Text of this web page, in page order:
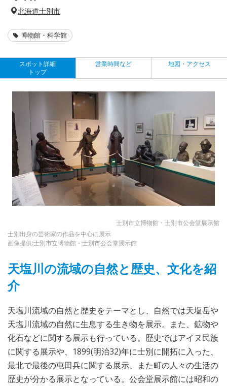
北海道士別市
博物館・科学館
スポット詳細
トップ
営業時間など 地図・アクセス
士別市立博物館・士別市公会堂展示館
士別出身の芸術家の作品を中心に展示
画像提供:士別市立博物館・士別市公会堂展示館
天塩川の流域の自然と歴史、文化を紹
介
天塩川流域の自然と歴史をテーマとし、自然では天塩岳や
天塩川流域の自然に生息する生き物を展示。また、鉱物や
化石などに関する展示も行っている。歴史ではアイヌ民族
に関する展示や、1899(明治32)年に士別に開拓に入った、
最北で最後の屯田兵に関する展示、また町の人々の生活の
歴史が分かる展示となっている。公会堂展示館には昭和の